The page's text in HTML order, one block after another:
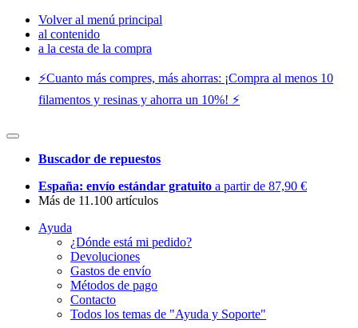
Volver al menú principal
al contenido
a la cesta de la compra
⚡️Cuanto más compres, más ahorras: ¡Compra al menos 10
filamentos y resinas y ahorra un 10%! ⚡️
Buscador de repuestos
España: envío estándar gratuito a partir de 87,90 €
Más de 11.100 artículos
Ayuda
¿Dónde está mi pedido?
Devoluciones
Gastos de envío
Métodos de pago
Contacto
Todos los temas de "Ayuda y Soporte"